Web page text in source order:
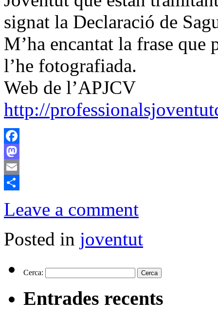
signat la Declaració de
M’ha encantat la frase que
l’he fotografiada.
Web de l’APJCV
http://
Facebook
Mastodon
Email
Leave a comment
Posted in joventut
Cerca:
Entrades recents